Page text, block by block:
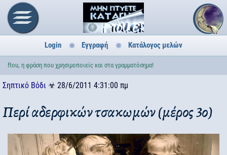
Login Εγγραφή Κατάλογος μελών
ftou, η φράση που χρησιμοποιείς και στα γραμματόσημα!
Σηπτικό Βόδι ☣ 28/6/2011 4:31:00 πμ
Περί αδερφικών τσακωμών (μέρος 3ο)